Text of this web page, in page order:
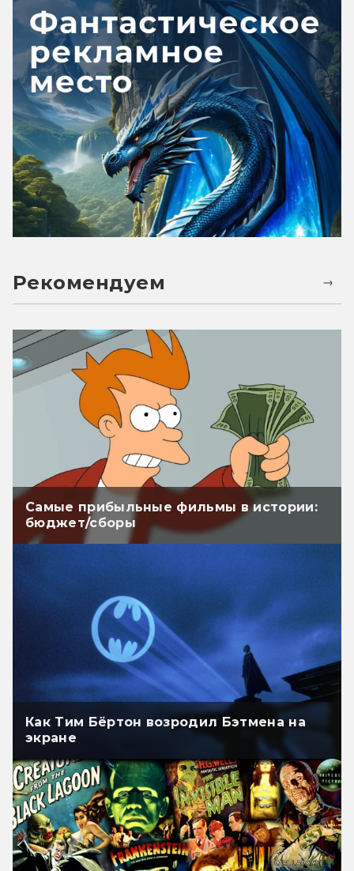
Рекомендуем
Самые прибыльные фильмы в истории:
бюджет/сборы
Как Тим Бёртон возродил Бэтмена на
экране